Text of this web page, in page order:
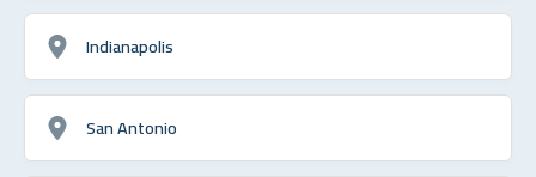
Indianapolis
San Antonio